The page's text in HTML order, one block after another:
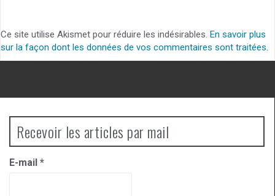
Ce site utilise Akismet pour réduire les indésirables. En savoir plus
sur la façon dont les données de vos commentaires sont traitées.
Recevoir les articles par mail
E-mail *